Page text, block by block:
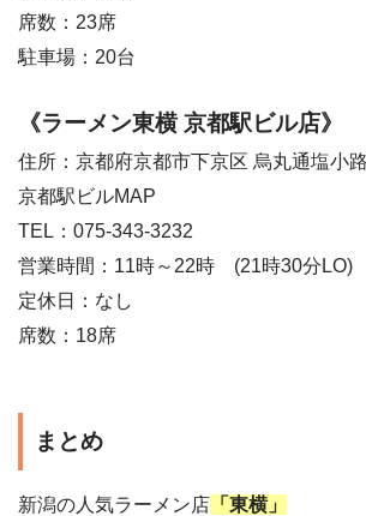
席数：23席
駐車場：20台
《ラーメン東横 京都駅ビル店》
住所：京都府京都市下京区 烏丸通塩小
京都駅ビルMAP
TEL：075-343-3232
営業時間：11時～22時 (21時30分LO)
定休日：なし
席数：18席
まとめ
新潟の人気ラーメン店 「東横」